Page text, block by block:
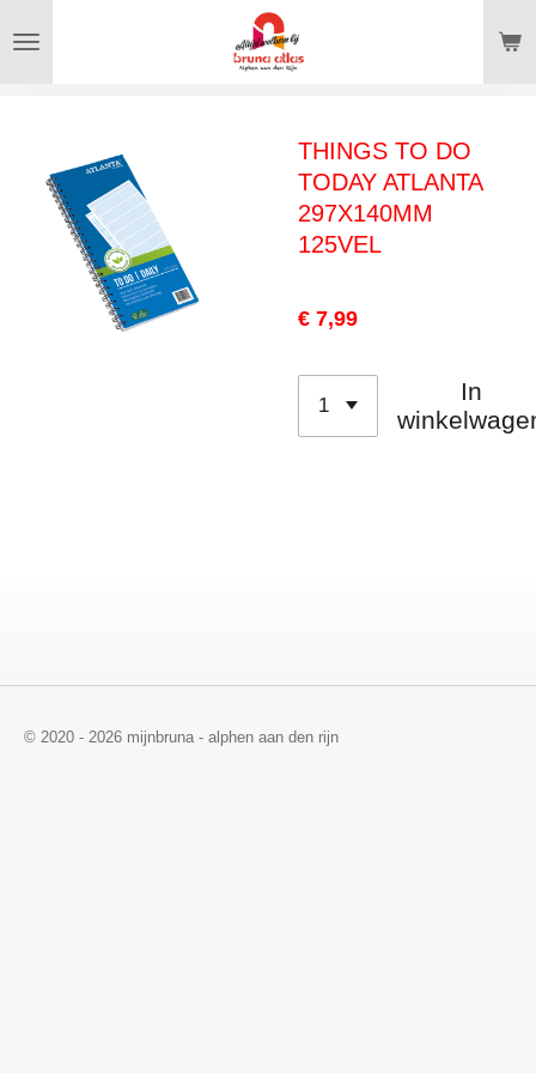
direct
hoofdinhoud
THINGS TO DO
TODAY ATLANTA
297X140MM
125VEL
€ 7,99
In
© 2020 - 2026 mijnbruna - alphen aan den rijn